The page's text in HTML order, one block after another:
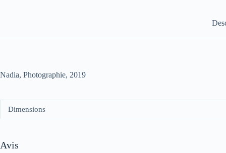
Nadia, Photographie, 2019
Dimensions
Avis